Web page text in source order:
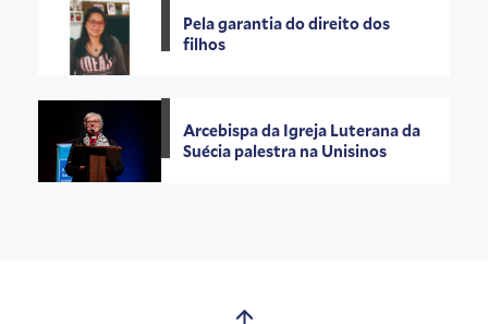
Pela garantia do direito dos
filhos
Arcebispa da Igreja Luterana da
Suécia palestra na Unisinos